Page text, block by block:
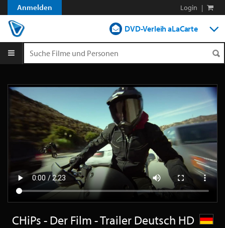
Anmelden Login |
DVD-Verleih aLaCarte
Shop
Blog
CHiPs - Der Film - Trailer Deutsch HD